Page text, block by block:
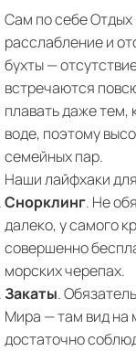
Сам по себе Отдых
расслабление и
бухты —
встречаются
плавать даже тем,
воде, поэтому
семейных пар.
Наши лайфхаки
Снорклинг. Не
далеко, у самого
совершенно
морских черепах.
Закаты.
Мира — там вид на
достаточно